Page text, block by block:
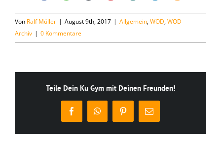
Von Ralf Müller | August 9th, 2017 | Allgemein,WOD,WOD
Archiv | 0 Kommentare
Teile Dein Ku Gym mit Deinen Freunden!
FacebookWhatsAppPinterest
E-
Mail